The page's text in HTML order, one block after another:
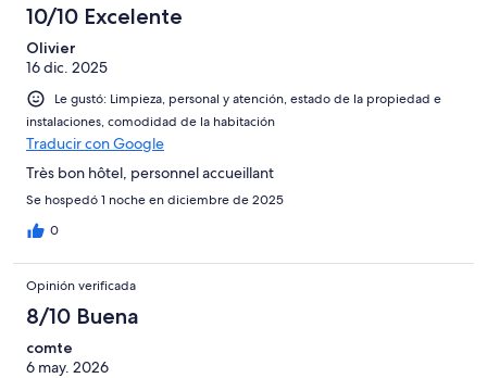
10/10 Excelente
Olivier
16 dic. 2025
Le gustó: Limpieza, personal y atención, estado de la propiedad e
instalaciones, comodidad de la habitación
Traducir con Google
Très bon hôtel, personnel accueillant
Se hospedó 1 noche en diciembre de 2025
0
Opinión verificada
8/10 Buena
comte
6 may. 2026